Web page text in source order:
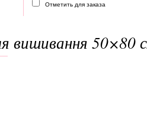
Отметить для заказа
вишивання